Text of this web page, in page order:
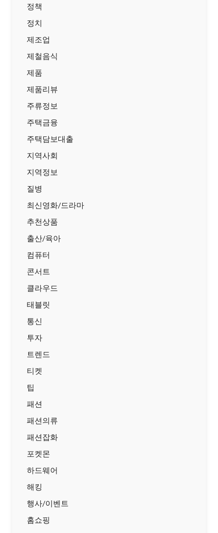
정책
정치
제조업
제철음식
제품
제품리뷰
주류정보
주택금융
주택담보대출
지역사회
지역정보
질병
최신영화/드라마
추천상품
출산/육아
컴퓨터
콘서트
클라우드
태블릿
통신
투자
트렌드
티켓
팁
패션
패션의류
패션잡화
포켓몬
하드웨어
해킹
행사/이벤트
홈쇼핑